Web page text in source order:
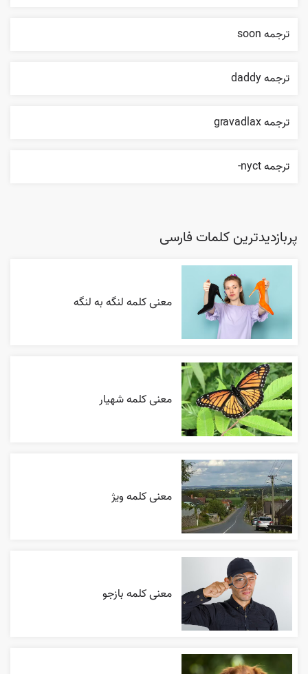
ترجمه soon
ترجمه daddy
ترجمه gravadlax
ترجمه nyct-
پربازدیدترین کلمات فارسی
معنی کلمه لنگه به لنگه
معنی کلمه شهیار
معنی کلمه ویژ
معنی کلمه بازجو